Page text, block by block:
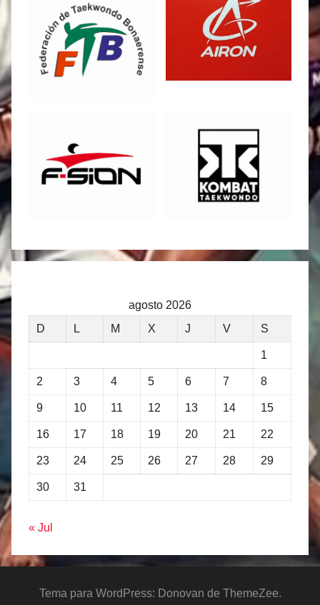
agosto 2026
D
L M X J V S
1
2 3 4 5 6 7 8
9 10 11 12 13 14 15
16 17 18 19 20 21 22
23 24 25 26 27 28 29
30 31
« Jul
Tema para WordPress: Donovan de ThemeZee.